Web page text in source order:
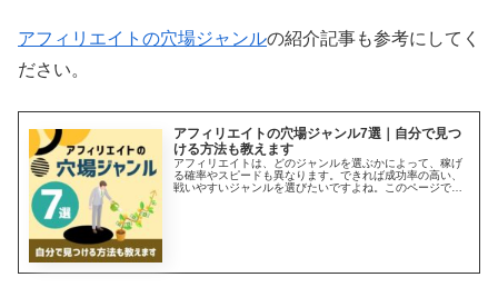
アフィリエイトの穴場ジャンルの紹介記事も参考にしてく
ださい。
アフィリエイトの穴場ジャンル7選｜自分で見つ
ける方法も教えます
アフィリエイトは、どのジャンルを選ぶかによって、稼げ
る確率やスピードも異なります。できれば成功率の高い、
戦いやすいジャンルを選びたいですよね。このページで